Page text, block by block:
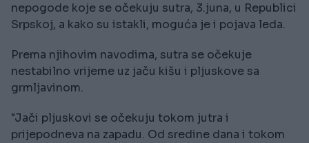
nepogode koje se očekuju sutra, 3.juna, u Republici
Srpskoj, a kako su istakli, moguća je i pojava leda.
Prema njihovim navodima, sutra se očekuje
nestabilno vrijeme uz jaču kišu i pljuskove sa
grmljavinom.
"Jači pljuskovi se očekuju tokom jutra i
prijepodneva na zapadu. Od sredine dana i tokom